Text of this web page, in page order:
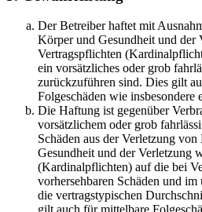
Der Betreiber haftet mit
Körper und Gesundheit und der
Vertragspflichten
ein vorsätzliches oder grob
zurückzuführen sind. Dies gilt
Folgeschäden wie insbesondere
Die Haftung ist gegenüber
vorsätzlichem oder grob
Schäden aus der Verletzung
Gesundheit und der Verletzung
(Kardinalpflichten) auf die bei
vorhersehbaren Schäden und
die vertragstypischen